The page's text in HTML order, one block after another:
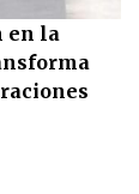
en la